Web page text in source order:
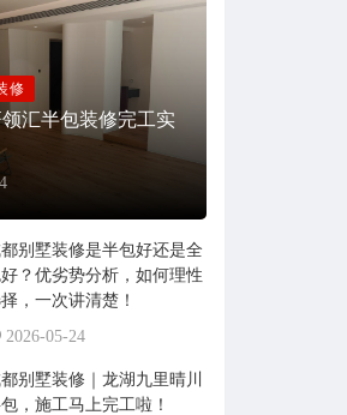
修
汇半包装修完工实
别墅装修是半包好还是全
？优劣势分析，如何理性
，一次讲清楚！
2026-05-24
别墅装修｜龙湖九里晴川
，施工马上完工啦！